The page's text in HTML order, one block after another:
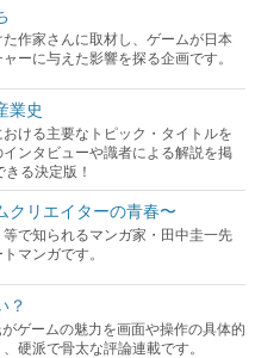
作家さんに取材し、ゲームが日本
ーに与えた影響を探る企画です。
業史
ける主要なトピック・タイトルを
ンタビューや識者による解説を掲
る決定版！
クリエイターの青春〜
等で知られるマンガ家・田中圭一先
マンガです。
？
ゲームの魅力を画面や操作の具体的
硬派で骨太な評論連載です。